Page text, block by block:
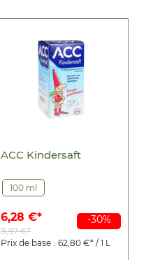
-30%
ACC Kindersaft
100 ml
6,28 €*
8,97 €*
Prix de base : 62,80 €* / 1 L